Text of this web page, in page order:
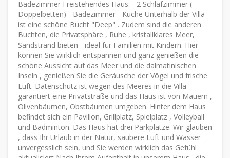
Badezimmer Freistehendes Haus: - 2 Schlafzimmer (
Doppelbetten) - Badezimmer - Kuche Unterhalb der Villa
ist eine schöne Bucht "Deep" . Zudem sind die anderen
Buchten, die Privatsphäre , Ruhe , kristallklares Meer,
Sandstrand bieten - ideal für Familien mit Kindern. Hier
können Sie wirklich entspannen und ganz genießen die
schöne Aussicht auf das Meer und die dalmatinischen
Inseln , genießen Sie die Geräusche der Vögel und frische
Luft. Datenschutz ist wegen des Meeres in die Villa
garantiert eine Privatstraße und das Haus ist von Mauern ,
Olivenbäumen, Obstbäumen umgeben. Hinter dem Haus
befindet sich ein Pavillon, Grillplatz, Spielplatz , Volleyball
und Badminton. Das Haus hat drei Parkplätze. Wir glauben
, dass Ihr Urlaub in der Natur, saubere Luft und Wasser
unvergesslich sein, und Sie werden wirklich das Gefühl